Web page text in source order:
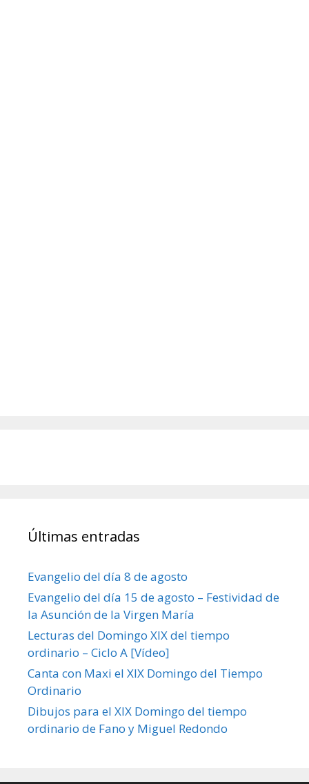
Últimas entradas
Evangelio del día 8 de agosto
Evangelio del día 15 de agosto – Festividad de
la Asunción de la Virgen María
Lecturas del Domingo XIX del tiempo
ordinario – Ciclo A [Vídeo]
Canta con Maxi el XIX Domingo del Tiempo
Ordinario
Dibujos para el XIX Domingo del tiempo
ordinario de Fano y Miguel Redondo